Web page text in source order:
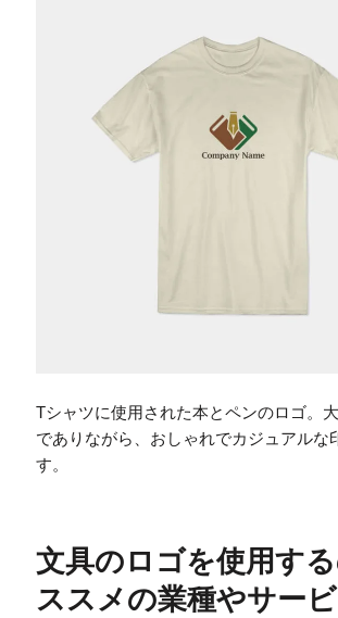
Tシャツに使用された本とペンのロゴ。
でありながら、おしゃれでカジュアルな
す。
文具のロゴを使用す
ススメの業種やサー